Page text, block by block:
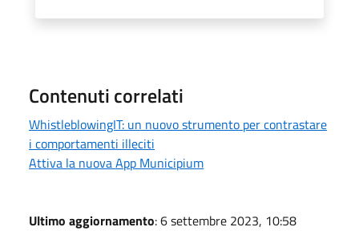
Contenuti correlati
WhistleblowingIT: un nuovo strumento per contrastare
i comportamenti illeciti
Attiva la nuova App Municipium
Ultimo aggiornamento: 6 settembre 2023, 10:58